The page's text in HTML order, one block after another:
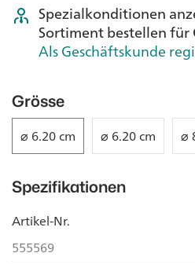
Spezialkonditionen
Sortiment bestellen für
Als Geschäftskunde
Grösse
⌀ 6.20 cm ⌀ 6.20 cm ⌀
Spezifikationen
Artikel-Nr.
555569